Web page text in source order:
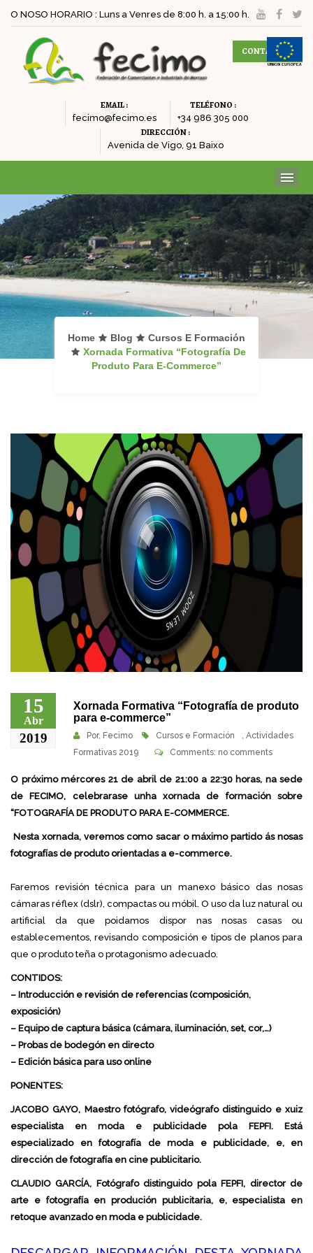
O NOSO HORARIO : Luns a Venres de 8:00 h. a 15:00 h.
CONTACTAR
EMAIL :
fecimo@fecimo.es
TELÉFONO :
+34 986 305 000
DIRECCIÓN :
Avenida de Vigo, 91 Baixo
Home Blog
Cursos E Formación
Xornada Formativa “Fotografía De
Produto Para E-Commerce”
15
Abr
2019
Xornada Formativa “Fotografía de produto
para e-commerce”
Por, Fecimo Cursos e Formación , Actividades
Formativas 2019
Comments: no comments
O próximo mércores 21 de abril de 21:00 a 22:30 horas, na sede
de FECIMO, celebrarase unha xornada de formación sobre
“FOTOGRAFÍA DE PRODUTO PARA E-COMMERCE.
Nesta xornada, veremos como sacar o máximo partido ás nosas
fotografías de produto orientadas a e-commerce.
Faremos revisión técnica para un manexo básico das nosas
cámaras réflex (dslr), compactas ou móbil. O uso da luz natural ou
artificial da que poidamos dispor nas nosas casas ou
establecementos, revisando composición e tipos de planos para
que o produto teña o protagonismo adecuado.
CONTIDOS:
– Introducción e revisión de referencias (composición,
exposición)
– Equipo de captura básica (cámara, iluminación, set, cor,…)
– Probas de bodegón en directo
– Edición básica para uso online
PONENTES:
JACOBO GAYO, Maestro fotógrafo, videógrafo distinguido e xuiz
especialista en moda e publicidade pola FEPFI. Está
especializado en fotografía de moda e publicidade, e, en
dirección de fotografía en cine publicitario.
CLAUDIO GARCÍA, Fotógrafo distinguido pola FEPFI, director de
arte e fotografía en produción publicitaria, e, especialista en
retoque avanzado en moda e publicidade.